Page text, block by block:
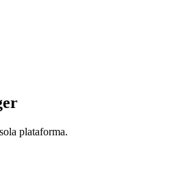
plataforma.